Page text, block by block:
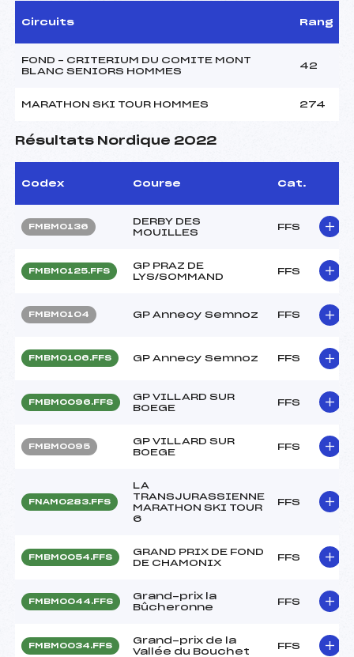
Circuits Rang
FOND – CRITERIUM DU COMITE MONT
BLANC SENIORS HOMMES
42
MARATHON SKI TOUR HOMMES 274
Résultats Nordique 2022
Codex Course Cat.
FMBM0136
DERBY DES
MOUILLES
FFS
FMBM0125.FFS
GP PRAZ DE
LYS/SOMMAND
FFS
FMBM0104 GP Annecy Semnoz FFS
FMBM0106.FFS GP Annecy Semnoz FFS
FMBM0096.FFS
GP VILLARD SUR
BOEGE
FFS
FMBM0095
GP VILLARD SUR
BOEGE
FFS
FNAM0283.FFS
LA
TRANSJURASSIENNE
MARATHON SKI TOUR
6
FFS
FMBM0054.FFS
GRAND PRIX DE FOND
DE CHAMONIX
FFS
FMBM0044.FFS
Grand-prix la
Bûcheronne
FFS
FMBM0034.FFS
Grand-prix de la
Vallée du Bouchet
FFS